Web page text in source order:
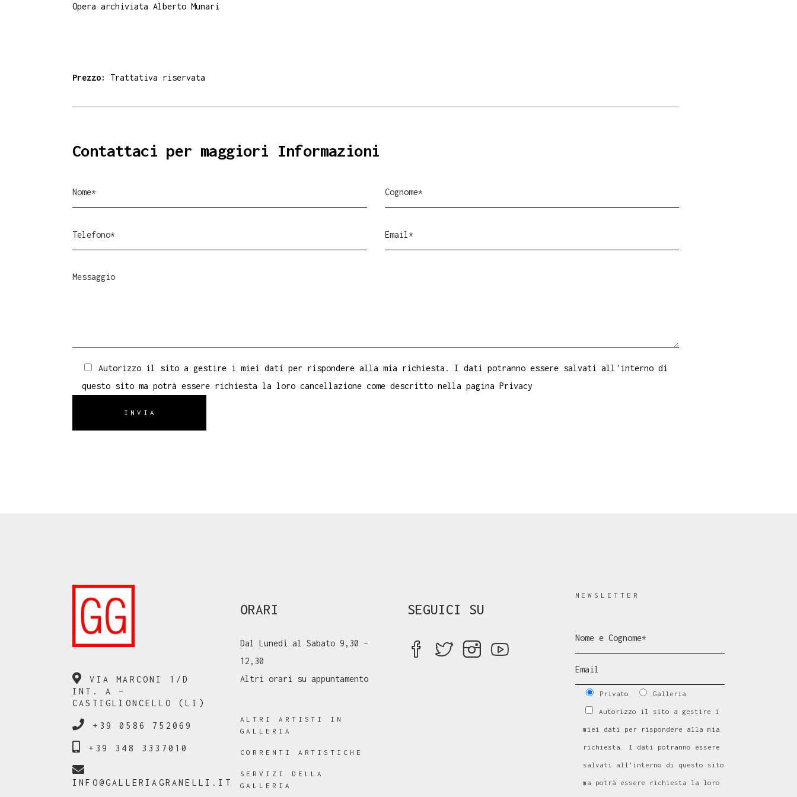
Opera archiviata Alberto Munari
Prezzo: Trattativa riservata
Contattaci per maggiori Informazioni
Autorizzo il sito a gestire i miei dati per rispondere alla mia richiesta. I dati potranno essere salvati all'interno di
questo sito ma potrà essere richiesta la loro cancellazione come descritto nella pagina Privacy
INVIA
VIA MARCONI 1/D
INT. A –
CASTIGLIONCELLO (LI)
+39 0586 752069
+39 348 3337010
INFO@GALLERIAGRANELLI.IT
ORARI
Dal Lunedì al Sabato 9,30 –
12,30
Altri orari su appuntamento
ALTRI ARTISTI IN
GALLERIA
CORRENTI ARTISTICHE
SERVIZI DELLA
GALLERIA
SEGUICI SU
NEWSLETTER
Privato Galleria
Autorizzo il sito a gestire i
miei dati per rispondere alla mia
richiesta. I dati potranno essere
salvati all'interno di questo sito
ma potrà essere richiesta la loro